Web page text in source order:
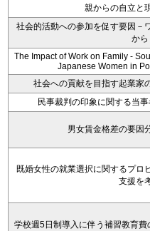
親からの自立と
社会的活動への参加を促す要因－
から
The Impact of Work on Family -
Japanese Women in
社会への貢献を目指す起業家
民事裁判の印象に関する当
男女賃金格差の要因
既婚女性の就業選択に関するプロ
支援を
学校週5日制導入に伴う補習教育